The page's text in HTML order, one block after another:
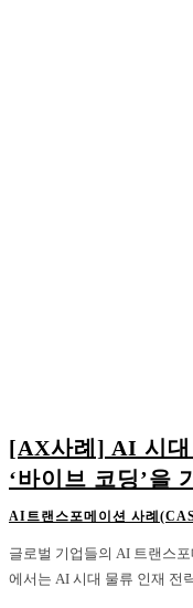
[AX사례] AI 시대
‘바이브 코딩’을
AI트랜스포메이션 사례
글로벌 기업들의 AI 트랜스
에서는 AI 시대 물류 인재 전